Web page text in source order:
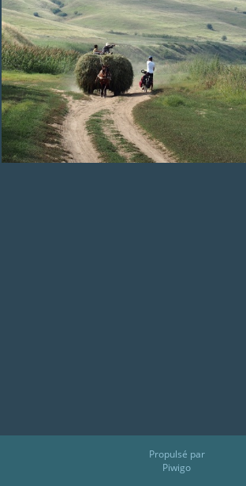
Propulsé par
Piwigo